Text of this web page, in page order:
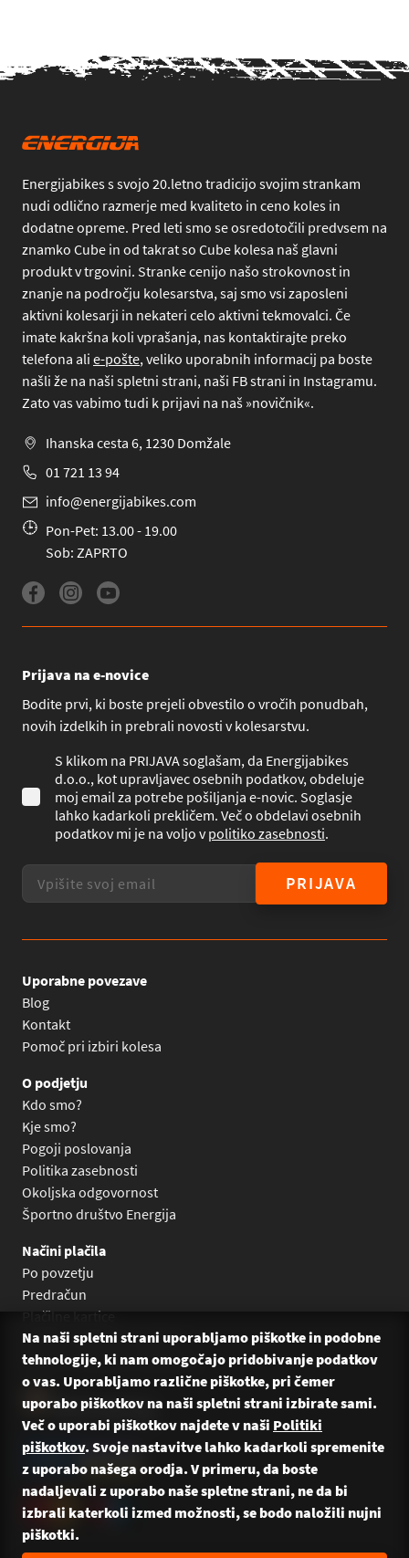
Energijabikes s svojo 20.letno tradicijo svojim strankam
nudi odlično razmerje med kvaliteto in ceno koles in
dodatne opreme. Pred leti smo se osredotočili predvsem na
znamko Cube in od takrat so Cube kolesa naš glavni
produkt v trgovini. Stranke cenijo našo strokovnost in
znanje na področju kolesarstva, saj smo vsi zaposleni
aktivni kolesarji in nekateri celo aktivni tekmovalci. Če
imate kakršna koli vprašanja, nas kontaktirajte preko
telefona ali e-pošte, veliko uporabnih informacij pa boste
našli že na naši spletni strani, naši FB strani in Instagramu.
Zato vas vabimo tudi k prijavi na naš »novičnik«.
Ihanska cesta 6, 1230 Domžale
01 721 13 94
info@energijabikes.com
Pon-Pet: 13.00 - 19.00
Sob: ZAPRTO
Prijava na e-novice
Bodite prvi, ki boste prejeli obvestilo o vročih ponudbah,
novih izdelkih in prebrali novosti v kolesarstvu.
S klikom na PRIJAVA soglašam, da Energijabikes
d.o.o., kot upravljavec osebnih podatkov, obdeluje
moj email za potrebe pošiljanja e-novic. Soglasje
lahko kadarkoli prekličem. Več o obdelavi osebnih
podatkov mi je na voljo vpolitiko zasebnosti.
PRIJAVA
Uporabne povezave
Blog
Kontakt
Pomoč pri izbiri kolesa
O podjetju
Kdo smo?
Kje smo?
Pogoji poslovanja
Politika zasebnosti
Okoljska odgovornost
Športno društvo Energija
Načini plačila
Po povzetju
Predračun
Plačilne kartice
Plačilo na obroke Leanpay
Plačilo na obroke s karticami
Na naši spletni strani uporabljamo piškotke in podobne
tehnologije, ki nam omogočajo pridobivanje podatkov
o vas. Uporabljamo različne piškotke, pri čemer
uporabo piškotkov na naši spletni strani izbirate sami.
Več o uporabi piškotkov najdete v naši Politiki
piškotkov. Svoje nastavitve lahko kadarkoli spremenite
z uporabo našega orodja. V primeru, da boste
nadaljevali z uporabo naše spletne strani, ne da bi
izbrali katerkoli izmed možnosti, se bodo naložili nujni
piškotki.